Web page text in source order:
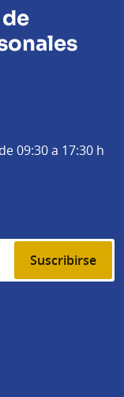
09:30 a 17:30 h
Suscribirse